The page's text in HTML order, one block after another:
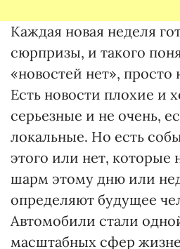
Каждая новая неделя
сюрпризы, и такого
«новостей нет», просто
Есть новости плохие и
серьезные и не очень,
локальные. Но есть
этого или нет, которые
шарм этому дню или
определяют будущее
Автомобили стали
масштабных сфер